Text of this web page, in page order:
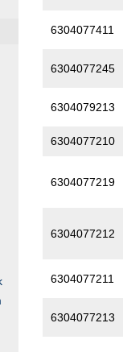
6304077411
6304077245
6304079213
6304077210
6304077219
6304077212
6304077211
6304077213